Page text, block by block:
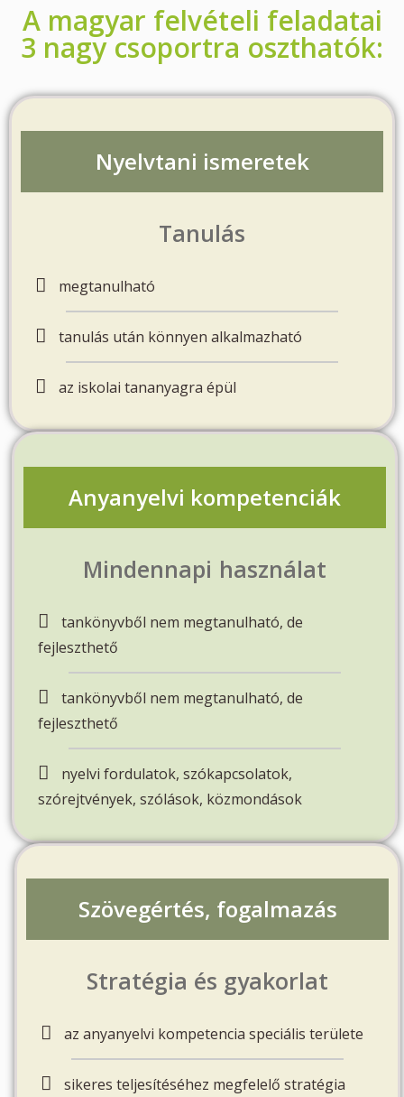
A magyar felvételi feladatai
3 nagy csoportra oszthatók:
Nyelvtani ismeretek
Tanulás
megtanulható
tanulás után könnyen alkalmazható
az iskolai tananyagra épül
Anyanyelvi kompetenciák
Mindennapi használat
tankönyvből nem megtanulható, de
fejleszthető
tankönyvből nem megtanulható, de
fejleszthető
nyelvi fordulatok, szókapcsolatok,
szórejtvények, szólások, közmondások
Szövegértés, fogalmazás
Stratégia és gyakorlat
az anyanyelvi kompetencia speciális területe
sikeres teljesítéséhez megfelelő stratégia